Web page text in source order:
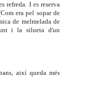
refreda. I es reserva
era pel sopar de
de melmelada de
i la silueta d'un
així queda més